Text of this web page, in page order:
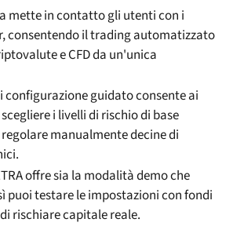
mette in contatto gli utenti con i
consentendo il trading automatizzato
e CFD da un'unica
configurazione guidato consente ai
i livelli di rischio di base
manualmente decine di
offre sia la modalità demo che
puoi testare le impostazioni con fondi
rischiare capitale reale.